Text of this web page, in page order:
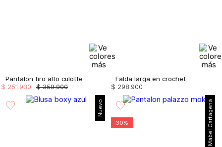
Pantalon tiro alto culotte
$ 359.900
$ 251 930
Falda larga en crochet
$ 298 900
Nuevo Mabel Cartagena
30%